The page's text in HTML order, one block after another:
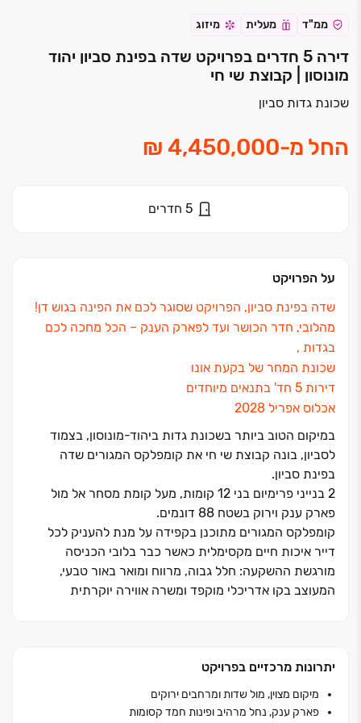
ממ"ד מעלית מיזוג
דירה 5 חדרים בפרויקט שדה בפינת סביון יהוד
מונוסון | קבוצת שי חי
שכונת גדות סביון
החל מ-
5 חדרים
על הפרויקט
שדה בפינת סביון, הפרויקט שסוגר לכם את הפינה בגוש דן!
מהלובי, חדר הכושר ועד לפארק הענק ‏– הכל מחכה לכם
בגדות ,
שכונת המחר של בקעת אונו
דירות ‏5 חד' בתנאים מיוחדים
אכלוס אפריל ‏2028
במיקום הטוב ביותר בשכונת גדות ביהוד‏-מונוסון, בצמוד
לסביון, בונה קבוצת שי חי את קומפלקס המגורים שדה
בפינת סביון.
‏2 בנייני פרימיום בני ‏12 קומות, מעל קומת מסחר אל מול
פארק ענק וירוק בשטח ‏88 דונמים.
קומפלקס המגורים מתוכנן בקפידה על מנת להעניק לכל
דייר איכות חיים מקסימלית כאשר כבר בלובי הכניסה
מורגשת ההשקעה: חלל גבוה, מרווח ומואר באור טבעי,
המעוצב בקו אדריכלי מוקפד ומשרה אווירה יוקרתית
הפרויקט כולל: לאונג' דיירים מפנק, פינות עבודה מעוצבות,
חדר כושר חדיש, שטחי מסחר תחת הבית לנוחות מרבית.
כל אלה מרכיבים סביבת מגורים שמייצרת איזון מושלם בין
יתרונות מרכזיים בפרויקט
מיקום מצוין, מול שדות ומרחבים ירוקים
פארק ענק, נחל מרהיב ופינות חמד קסומות